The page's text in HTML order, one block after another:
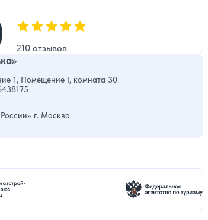
Оценка, количество звезд:
210 отзывов
1, Помещение I, комната 30
г. Москва